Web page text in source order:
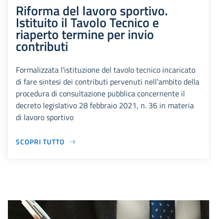
Riforma del lavoro sportivo.
Istituito il Tavolo Tecnico e
riaperto termine per invio
contributi
Formalizzata l'istituzione del tavolo tecnico incaricato
di fare sintesi dei contributi pervenuti nell'ambito della
procedura di consultazione pubblica concernente il
decreto legislativo 28 febbraio 2021, n. 36 in materia
di lavoro sportivo
SCOPRI TUTTO